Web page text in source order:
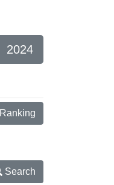
2024
Ranking
Search